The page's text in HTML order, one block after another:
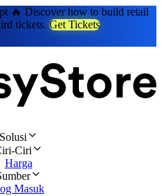
🔥 Discover how to build retail
tickets. Get Tickets
Solusi
Ciri
Harga
Masuk